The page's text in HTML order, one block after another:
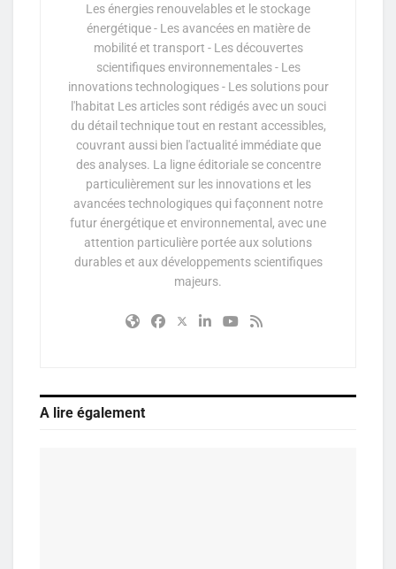
Les énergies renouvelables et le stockage
énergétique - Les avancées en matière de
mobilité et transport - Les découvertes
scientifiques environnementales - Les
innovations technologiques - Les solutions pour
l'habitat Les articles sont rédigés avec un souci
du détail technique tout en restant accessibles,
couvrant aussi bien l'actualité immédiate que
des analyses. La ligne éditoriale se concentre
particulièrement sur les innovations et les
avancées technologiques qui façonnent notre
futur énergétique et environnemental, avec une
attention particulière portée aux solutions
durables et aux développements scientifiques
majeurs.
A lire également